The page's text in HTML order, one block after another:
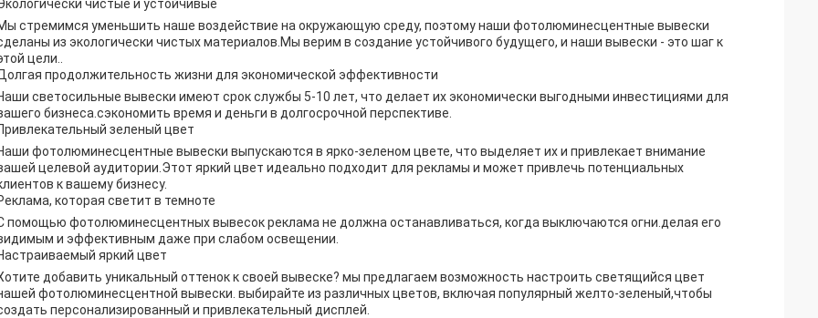
чистые и устойчивые
стремимся уменьшить наше воздействие на окружающую среду, поэтому наши фотолюминесцентные вывески
из экологически чистых материалов.Мы верим в создание устойчивого будущего, и наши вывески - это шаг к
цели..
продолжительность жизни для экономической эффективности
светосильные вывески имеют срок службы 5-10 лет, что делает их экономически выгодными инвестициями для
бизнеса.сэкономить время и деньги в долгосрочной перспективе.
зеленый цвет
фотолюминесцентные вывески выпускаются в ярко-зеленом цвете, что выделяет их и привлекает внимание
целевой аудитории.Этот яркий цвет идеально подходит для рекламы и может привлечь потенциальных
к вашему бизнесу.
которая светит в темноте
помощью фотолюминесцентных вывесок реклама не должна останавливаться, когда выключаются огни.делая его
и эффективным даже при слабом освещении.
яркий цвет
добавить уникальный оттенок к своей вывеске? мы предлагаем возможность настроить светящийся цвет
фотолюминесцентной вывески. выбирайте из различных цветов, включая популярный желто-зеленый,чтобы
персонализированный и привлекательный дисплей.